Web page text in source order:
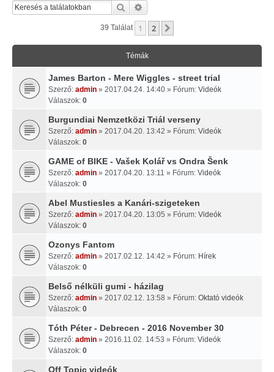
Keresés
39 Találat 1 2
Témák
James Barton - Mere Wiggles - street trial
Szerző: admin » 2017.04.24. 14:40 » Fórum: Videók
Válaszok: 0
Burgundiai Nemzetközi Triál verseny
Szerző: admin » 2017.04.20. 13:42 » Fórum: Videók
Válaszok: 0
GAME of BIKE - Vašek Kolář vs Ondra Šenk
Szerző: admin » 2017.04.20. 13:11 » Fórum: Videók
Válaszok: 0
Abel Mustiesles a Kanári-szigeteken
Szerző: admin » 2017.04.20. 13:05 » Fórum: Videók
Válaszok: 0
Ozonys Fantom
Szerző: admin » 2017.02.12. 14:42 » Fórum: Hírek
Válaszok: 0
Belső nélküli gumi - házilag
Szerző: admin » 2017.02.12. 13:58 » Fórum: Oktató videók
Válaszok: 0
Tóth Péter - Debrecen - 2016 November 30
Szerző: admin » 2016.11.02. 14:53 » Fórum: Videók
Válaszok: 0
Off Topic videók